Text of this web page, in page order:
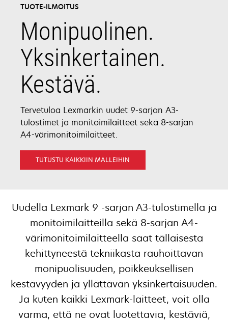
TUOTE-ILMOITUS
Monipuolinen.
Yksinkertainen.
Kestävä.
Tervetuloa Lexmarkin uudet 9-sarjan A3-
tulostimet ja monitoimilaitteet sekä 8-sarjan
A4-värimonitoimilaitteet.
TUTUSTU KAIKKIIN MALLEIHIN
Uudella Lexmark 9 -sarjan A3-tulostimella ja
monitoimilaitteilla sekä 8-sarjan A4-
värimonitoimilaitteella saat tällaisesta
kehittyneestä tekniikasta rauhoittavan
monipuolisuuden, poikkeuksellisen
kestävyyden ja yllättävän yksinkertaisuuden.
Ja kuten kaikki Lexmark-laitteet, voit olla
varma, että ne ovat luotettavia, kestäviä,